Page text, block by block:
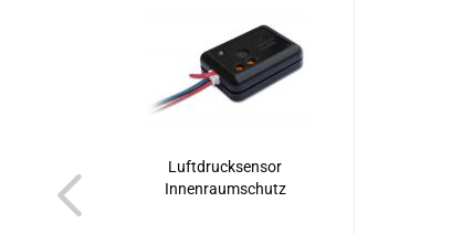
Luftdrucksensor
Innenraumschutz